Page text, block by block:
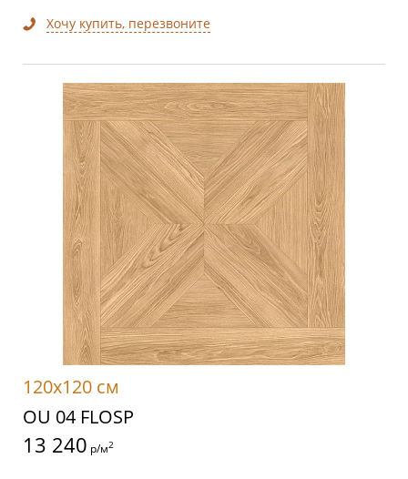
Хочу купить, перезвоните
120x120 см
OU 04 FLOSP
13 240 р/м2